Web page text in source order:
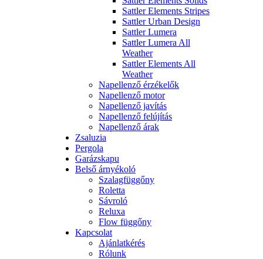
Sattler Elements Stripes
Sattler Urban Design
Sattler Lumera
Sattler Lumera All
Weather
Sattler Elements All
Weather
Napellenző érzékelők
Napellenző motor
Napellenző javítás
Napellenző felújítás
Napellenző árak
Zsaluzia
Pergola
Garázskapu
Belső árnyékoló
Szalagfüggőny
Roletta
Sávroló
Reluxa
Flow függőny
Kapcsolat
Ajánlatkérés
Rólunk